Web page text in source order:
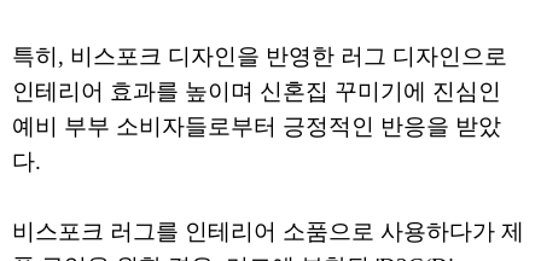
특히, 비스포크 디자인을 반영한 러그 디자인으로
인테리어 효과를 높이며 신혼집 꾸미기에 진심인
예비 부부 소비자들로부터 긍정적인 반응을 받았
다.
비스포크 러그를 인테리어 소품으로 사용하다가 제